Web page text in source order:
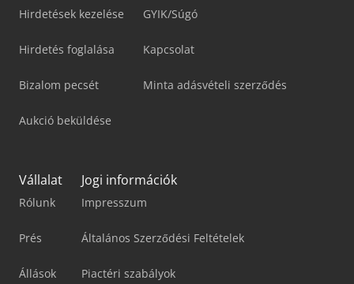
Hirdetések kezelése
Hirdetés foglalása
Bizalom pecsét
Aukció beküldése
GYIK/Súgó
Kapcsolat
Minta adásvételi szerződés
Vállalat
Rólunk
Prés
Állások
Jogi információk
Impresszum
Általános Szerződési Feltételek
Piactéri szabályok